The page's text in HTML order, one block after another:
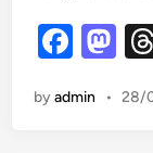
F
c
M
to
byadmin • 28/